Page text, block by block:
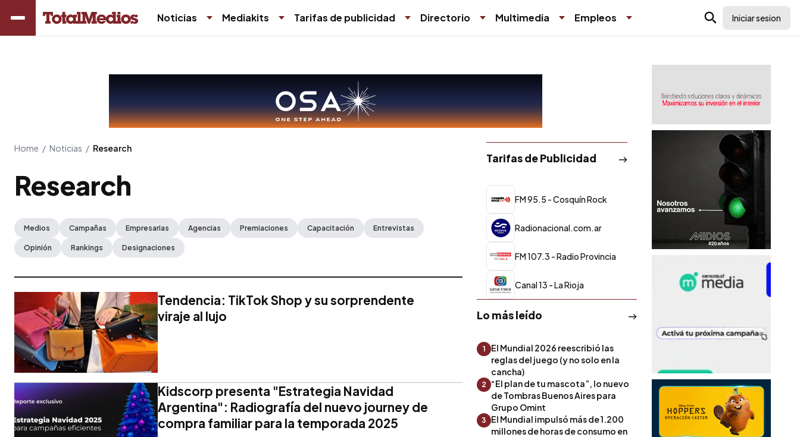
Noticias Mediakits Tarifas de publicidad Directorio Multimedia Empleos Iniciar sesion
Home / Noticias / Research
Research
Medios Campañas Empresarias Agencias Premiaciones Capacitación Entrevistas
Opinión Rankings Designaciones
Tendencia: TikTok Shop y su sorprendente
viraje al lujo
Kidscorp presenta "Estrategia Navidad
Argentina": Radiografía del nuevo journey de
compra familiar para la temporada 2025
Tarifas de Publicidad
FM 95.5 - Cosquín Rock
Radionacional.com.ar
FM 107.3 - Radio Provincia
Canal 13 - La Rioja
Lo más leído
1
El Mundial 2026 reescribió las
reglas del juego (y no solo en la
cancha)
2
“El plan de tu mascota”, lo nuevo
de Tombras Buenos Aires para
Grupo Omint
3
El Mundial impulsó más de 1.200
millones de horas de consumo en